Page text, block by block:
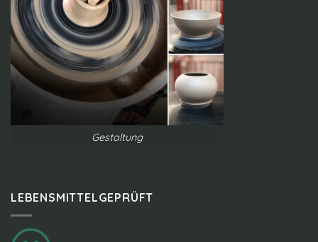
Gestaltung
LEBENSMITTELGEPRÜFT